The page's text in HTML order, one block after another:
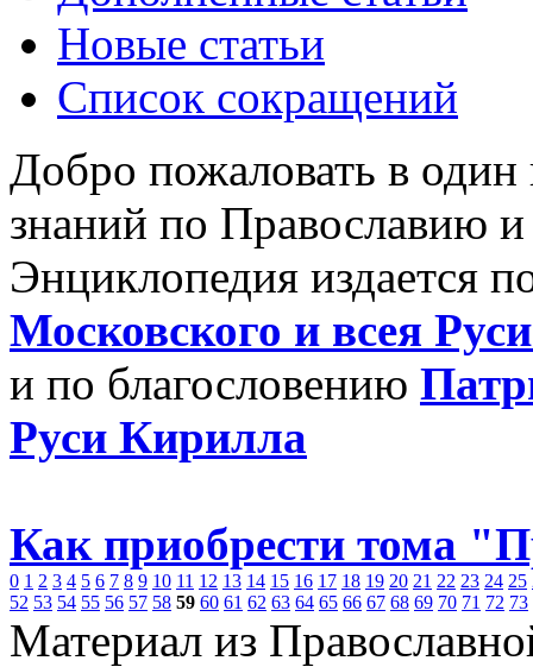
Новые статьи
Список сокращений
Добро пожаловать в
знаний по Православию
Энциклопедия издается
Московского и всея
и по благословению
Руси Кирилла
Как приобрести тома
0 1 2 3 4 5 6 7 8 9 10 11 12 13 14 15 16 17 18 19 20 21 22 23 24 25
52 53 54 55 56 57 58 59 60 61 62 63 64 65 66 67 68 69 70 71 72 73
Материал из